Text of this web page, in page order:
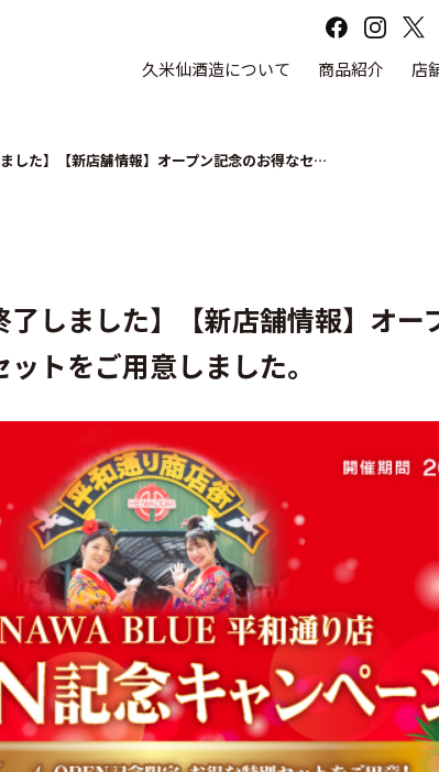
久米仙酒造について 商品紹介 店
【こちらのキャンペーンは終了しました】【新店舗情報】オープン記念のお得なセットをご用意しました。
了しました】【新店舗情報】オ
ットをご用意しました。